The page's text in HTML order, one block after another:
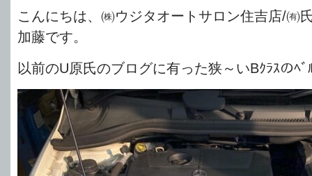
こんにちは、㈱ウジタオートサロン住吉店/㈲
加藤です。
以前のU原氏のブログに有った狭～いBｸﾗｽのﾍ